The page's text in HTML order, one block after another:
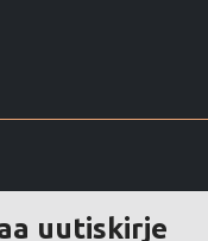
uutiskirje